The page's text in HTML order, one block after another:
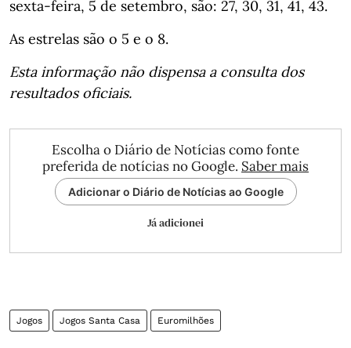
sexta-feira, 5 de setembro, são: 27, 30, 31, 41, 43.
As estrelas são o 5 e o 8.
Esta informação não dispensa a consulta dos
resultados oficiais.
Escolha o Diário de Notícias como fonte
preferida de notícias no Google. Saber mais
Adicionar o Diário de Notícias ao Google
Já adicionei
Jogos Jogos Santa Casa Euromilhões